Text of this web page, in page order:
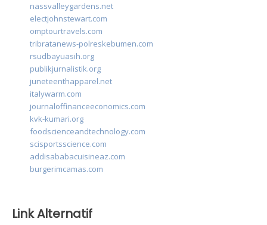
nassvalleygardens.net
electjohnstewart.com
omptourtravels.com
tribratanews-polreskebumen.com
rsudbayuasih.org
publikjurnalistik.org
juneteenthapparel.net
italywarm.com
journaloffinanceeconomics.com
kvk-kumari.org
foodscienceandtechnology.com
scisportsscience.com
addisababacuisineaz.com
burgerimcamas.com
Link Alternatif